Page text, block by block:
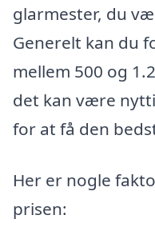
glarmester, du
Generelt kan du
mellem 500 og
det kan være
for at få den
Her er nogle
prisen: